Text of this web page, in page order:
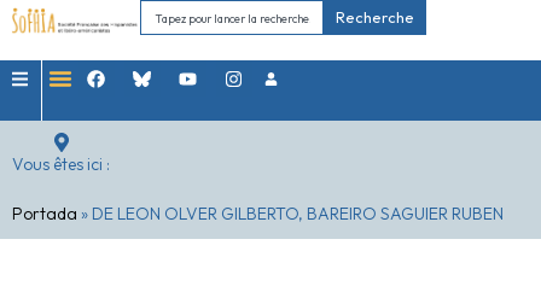
Recherche
Vous êtes ici :
Portada » DE LEON OLVER GILBERTO, BAREIRO SAGUIER RUBEN